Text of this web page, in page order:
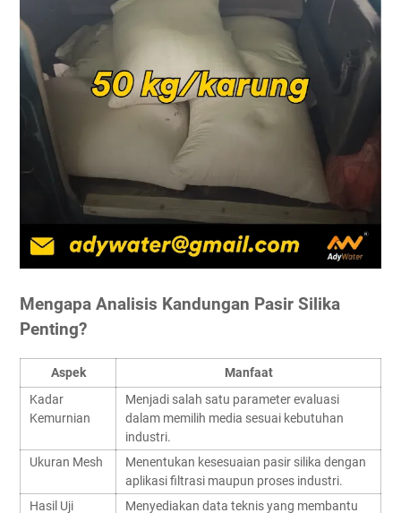
Mengapa Analisis Kandungan Pasir Silika
Penting?
Aspek
Manfaat
Kadar
Kemurnian
Menjadi salah satu parameter evaluasi
dalam memilih media sesuai kebutuhan
industri.
Ukuran Mesh
Menentukan kesesuaian pasir silika dengan
aplikasi filtrasi maupun proses industri.
Hasil Uji
Menyediakan data teknis yang membantu